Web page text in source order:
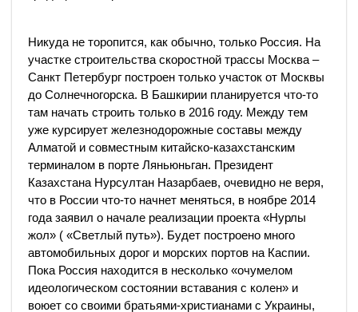
Никуда не торопится, как обычно, только Россия. На
участке строительства скоростной трассы Москва –
Санкт Петербург построен только участок от Москвы
до Солнечногорска. В Башкирии планируется что-то
там начать строить только в 2016 году. Между тем
уже курсирует железнодорожные составы между
Алматой и совместным китайско-казахстанским
терминалом в порте Ляньюньган. Президент
Казахстана Нурсултан Назарбаев, очевидно не веря,
что в России что-то начнет меняться, в ноябре 2014
года заявил о начале реализации проекта «Нурлы
жол» ( «Светлый путь»). Будет построено много
автомобильных дорог и морских портов на Каспии.
Пока Россия находится в несколько «очумелом
идеологическом состоянии вставания с колен» и
воюет со своими братьями-христианами с Украины,